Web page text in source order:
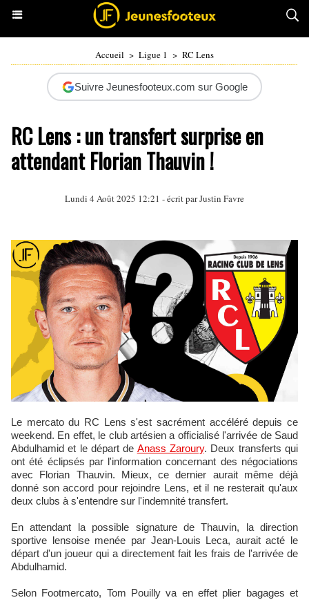
Accueil > Ligue 1 > RC Lens
Suivre Jeunesfooteux.com sur Google
RC Lens : un transfert surprise en
attendant Florian Thauvin !
Lundi 4 Août 2025 12:21 - écrit parJustin Favre
Le mercato du RC Lens s'est sacrément accéléré depuis ce
weekend. En effet, le club artésien a officialisé l'arrivée de Saud
Abdulhamid et le départ de Anass Zaroury. Deux transferts qui
ont été éclipsés par l'information concernant des négociations
avec Florian Thauvin. Mieux, ce dernier aurait même déjà
donné son accord pour rejoindre Lens, et il ne resterait qu'aux
deux clubs à s'entendre sur l'indemnité transfert.
En attendant la possible signature de Thauvin, la direction
sportive lensoise menée par Jean-Louis Leca, aurait acté le
départ d'un joueur qui a directement fait les frais de l'arrivée de
Abdulhamid.
Selon Footmercato, Tom Pouilly va en effet plier bagages et